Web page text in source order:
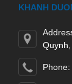
KHANH